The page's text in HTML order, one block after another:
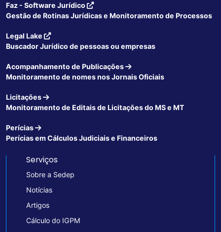
Faz - Software Jurídico
Gestão de Rotinas Jurídicas e Monitoramento de Processos
Legal Lake
Buscador Jurídico de pessoas ou empresas
Acompanhamento de Publicações
Monitoramento de nomes nos Jornais Oficiais
Licitações
Monitoramento de Editais de Licitações do MS e MT
Perícias
Perícias em Cálculos Judiciais e Financeiros
Serviços
Sobre a Sedep
Notícias
Artigos
Cálculo do IGPM